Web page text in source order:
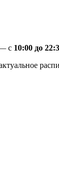
с 10:00 до